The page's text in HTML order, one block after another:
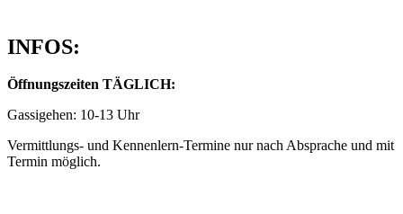
INFOS:
Öffnungszeiten TÄGLICH:
Gassigehen: 10-13 Uhr
Vermittlungs- und Kennenlern-Termine nur nach Absprache und mit
Termin möglich.